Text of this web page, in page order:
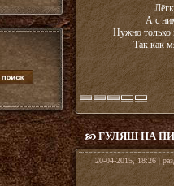
А с
Нужно только
Так как
ГУЛЯШ НА
20-04-2015, 18:26 |